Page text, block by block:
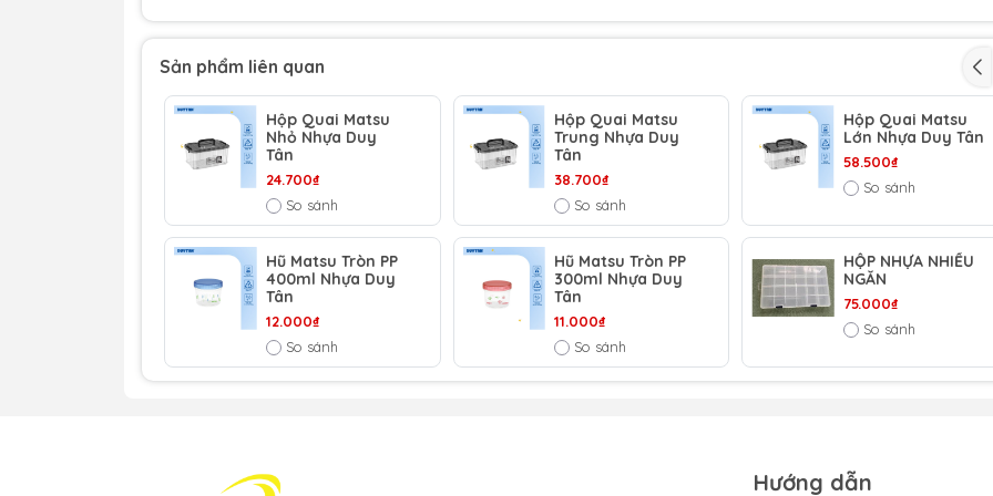
Sản phẩm liên quan
Hộp Quai Matsu
Nhỏ Nhựa Duy
Tân
24.700₫
So sánh
Hộp Quai Matsu
Trung Nhựa Duy
Tân
38.700₫
So sánh
Hộp Quai Matsu
Lớn Nhựa Duy Tân
58.500₫
So sánh
Hũ Matsu Tròn PP
400ml Nhựa Duy
Tân
12.000₫
So sánh
Hũ Matsu Tròn PP
300ml Nhựa Duy
Tân
11.000₫
So sánh
HỘP NHỰA NHIỀU
NGĂN
75.000₫
So sánh
Hướng dẫn